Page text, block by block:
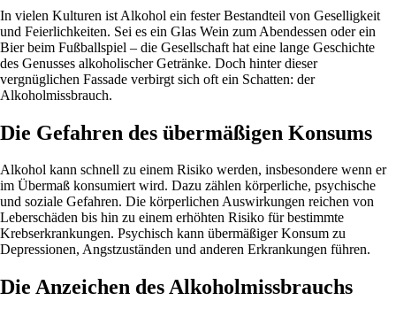
In vielen Kulturen ist Alkohol ein fester Bestandteil von Geselligkeit
und Feierlichkeiten. Sei es ein Glas Wein zum Abendessen oder ein
Bier beim Fußballspiel – die Gesellschaft hat eine lange Geschichte
des Genusses alkoholischer Getränke. Doch hinter dieser
vergnüglichen Fassade verbirgt sich oft ein Schatten: der
Alkoholmissbrauch.
Die Gefahren des übermäßigen Konsums
Alkohol kann schnell zu einem Risiko werden, insbesondere wenn er
im Übermaß konsumiert wird. Dazu zählen körperliche, psychische
und soziale Gefahren. Die körperlichen Auswirkungen reichen von
Leberschäden bis hin zu einem erhöhten Risiko für bestimmte
Krebserkrankungen. Psychisch kann übermäßiger Konsum zu
Depressionen, Angstzuständen und anderen Erkrankungen führen.
Die Anzeichen des Alkoholmissbrauchs